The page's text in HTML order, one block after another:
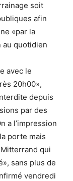
soit
afin
«par la
quotidien
avec le
20h00»,
depuis
par des
a l’impression
porte mais
qui
sans plus de
vendredi